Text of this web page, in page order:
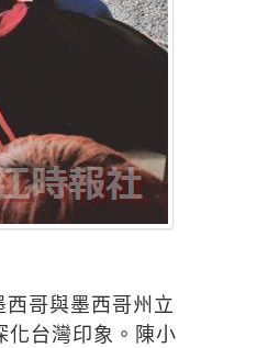
哥與墨西哥州立
化台灣印象。陳小